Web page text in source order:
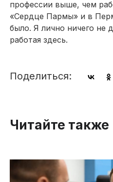
профессии выше, чем
«Сердце Пармы» и в
было. Я лично ничего не
работая здесь.
Поделиться:
Читайте также